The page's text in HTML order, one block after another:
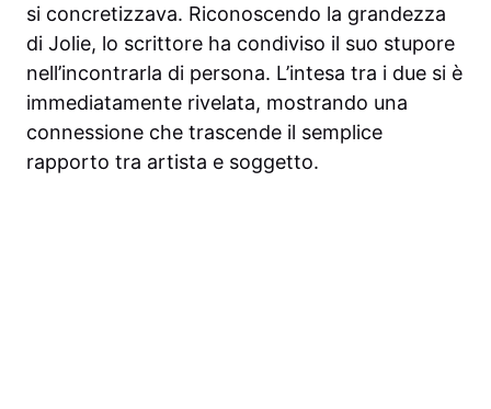
si concretizzava. Riconoscendo la grandezza
di Jolie, lo scrittore ha condiviso il suo stupore
nell’incontrarla di persona. L’intesa tra i due si è
immediatamente rivelata, mostrando una
connessione che trascende il semplice
rapporto tra artista e soggetto.